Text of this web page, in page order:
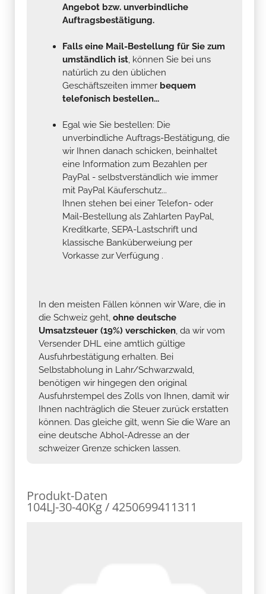
Angebot bzw. unverbindliche
Auftragsbestätigung.
Falls eine Mail-Bestellung für Sie zum
umständlich ist, können Sie bei uns
natürlich zu den üblichen
Geschäftszeiten immer bequem
telefonisch bestellen...
Egal wie Sie bestellen: Die
unverbindliche Auftrags-Bestätigung, die
wir Ihnen danach schicken, beinhaltet
eine Information zum Bezahlen per
PayPal - selbstverständlich wie immer
mit PayPal Käuferschutz...
Ihnen stehen bei einer Telefon- oder
Mail-Bestellung als Zahlarten PayPal,
Kreditkarte, SEPA-Lastschrift und
klassische Banküberweiung per
Vorkasse zur Verfügung .
In den meisten Fällen können wir Ware, die in
die Schweiz geht, ohne deutsche
Umsatzsteuer (19%) verschicken, da wir vom
Versender DHL eine amtlich gültige
Ausfuhrbestätigung erhalten. Bei
Selbstabholung in Lahr/Schwarzwald,
benötigen wir hingegen den original
Ausfuhrstempel des Zolls von Ihnen, damit wir
Ihnen nachträglich die Steuer zurück erstatten
können. Das gleiche gilt, wenn Sie die Ware an
eine deutsche Abhol-Adresse an der
schweizer Grenze schicken lassen.
Produkt-Daten
104LJ-30-40Kg / 4250699411311